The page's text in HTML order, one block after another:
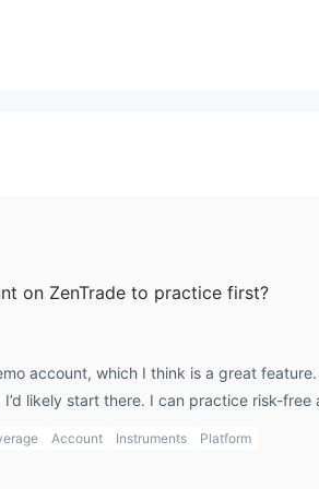
on ZenTrade to practice first?
account, which I think is a great feature.
likely start there. I can practice risk-free
making any real money trades after I
Account Instruments
Platform